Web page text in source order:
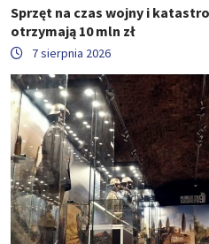
Sprzęt na czas wojny i
otrzymają 10 mln zł
7 sierpnia 2026